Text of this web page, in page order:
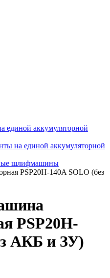
единой аккумуляторной
на единой аккумуляторной
шлифмашины
PSP20H-140A SOLO (без
PSP20H-
АКБ и ЗУ)